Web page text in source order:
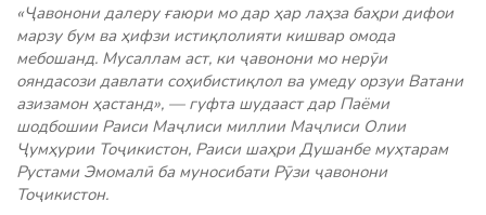
«Ҷавонони далеру ғаюри мо дар ҳар лаҳза баҳри дифои
марзу бум ва ҳифзи истиқлолияти кишвар омода
мебошанд. Мусаллам аст, ки ҷавонони мо нерӯи
ояндасози давлати соҳибистиқлол ва умеду орзуи Ватани
азизамон ҳастанд», — гуфта шудааст дар Паёми
шодбошии Раиси Маҷлиси миллии Маҷлиси Олии
Ҷумҳурии Тоҷикистон, Раиси шаҳри Душанбе муҳтарам
Рустами Эмомалӣ ба муносибати Рӯзи ҷавонони
Тоҷикистон.